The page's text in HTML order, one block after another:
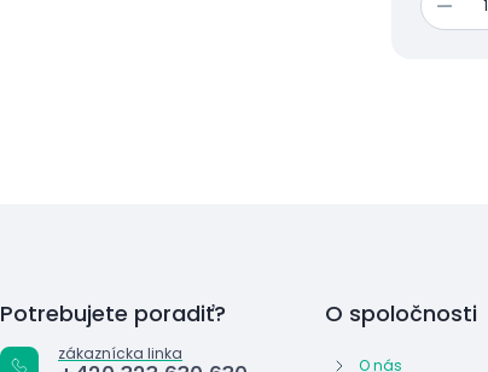
Potrebujete poradiť?
zákaznícka linka
O spoločnosti
O nás